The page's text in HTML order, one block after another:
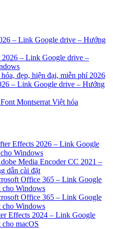
– Link Google drive – Hướng
– Link Google drive –
đẹp, hiện đại, miễn phí 2026
– Link Google drive – Hướng
Montserrat Việt hóa
Effects 2026 – Link Google
Windows
Media Encoder CC 2021 –
dẫn cài đặt
Office 365 – Link Google
cho Windows
Office 365 – Link Google
cho Windows
Effects 2024 – Link Google
macOS